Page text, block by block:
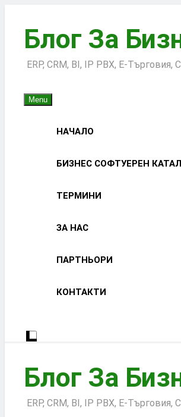
contentБлог За
ERP, CRM, BI, IP PBX, Е-
Menu
НАЧАЛО
БИЗНЕС СОФТУЕРЕН
ТЕРМИНИ
ЗА НАС
ПАРТНЬОРИ
КОНТАКТИ
Блог За
ERP, CRM, BI, IP PBX, Е-